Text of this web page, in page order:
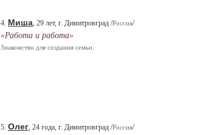
4. Миша, 29 лет, г. Димитровград /Россия/
«Работа и работа»
Знакомство для создания семьи.
5. Oлег, 24 года, г. Димитровград /Россия/